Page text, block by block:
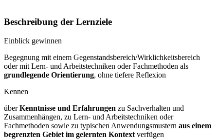
Beschreibung der Lernziele
Einblick gewinnen
Begegnung mit einem Gegenstandsbereich/Wirklichkeitsbereich
oder mit Lern- und Arbeitstechniken oder Fachmethoden als
grundlegende Orientierung, ohne tiefere Reflexion
Kennen
überKenntnisse und Erfahrungen zu Sachverhalten und
Zusammenhängen, zu Lern- und Arbeitstechniken oder
Fachmethoden sowie zu typischen Anwendungsmustern aus einem
begrenzten Gebiet im gelernten Kontext verfügen